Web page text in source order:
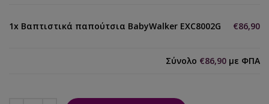
1x Βαπτιστικά παπούτσια BabyWalker EXC8002G €86,90
Σύνολο €86,90 με ΦΠΑ